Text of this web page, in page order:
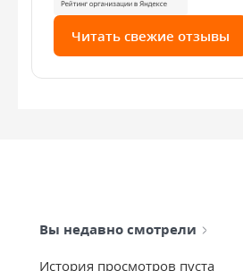
Читать свежие отзывы
Вы недавно смотрели
История просмотров пуста